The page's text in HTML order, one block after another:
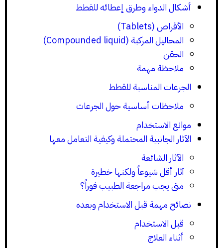
أشكال الدواء وطرق إعطائه للقطط
الأقراص (Tablets)
المحاليل المركبة (Compounded liquid)
الحقن
ملاحظة مهمة
الجرعات المناسبة للقطط
ملاحظات أساسية حول الجرعات
موانع الاستخدام
الآثار الجانبية المحتملة وكيفية التعامل معها
الآثار الشائعة
آثار أقل شيوعاً ولكنها خطيرة
متى يجب مراجعة الطبيب فوراً؟
نصائح مهمة قبل الاستخدام وبعده
قبل الاستخدام
أثناء العلاج